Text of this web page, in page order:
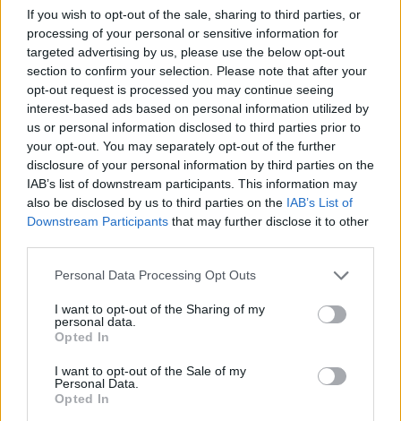
If you wish to opt-out of the sale, sharing to third parties, or
processing of your personal or sensitive information for
targeted advertising by us, please use the below opt-out
section to confirm your selection. Please note that after your
opt-out request is processed you may continue seeing
interest-based ads based on personal information utilized by
us or personal information disclosed to third parties prior to
your opt-out. You may separately opt-out of the further
disclosure of your personal information by third parties on the
IAB’s list of downstream participants. This information may
also be disclosed by us to third parties on the IAB’s List of
Downstream Participants that may further disclose it to other
Personal Data Processing Opt Outs
I want to opt-out of the Sharing of my
personal data.
Opted In
I want to opt-out of the Sale of my
Personal Data.
Opted In
Edellinen artikkeli
Mestari sai kyytiä – Manchester
City jyräsi Liverpoolin
Valioliigassa
Seuraava artikkeli
Valioliigan loppukauden
otteluohjelma vahvistettiin –
kausi päättyy 22. heinäkuuta
LIITTYVÄT ARTIKKELIT LISÄÄ TEKIJÄLTÄ
Suomen MM-karsintojen näkymät –
todellinen jalkapallokommentaattorin
analyysi